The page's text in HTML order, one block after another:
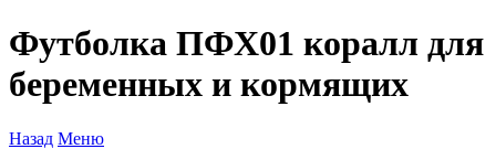
Футболка ПФХ01 коралл для
беременных и кормящих
Назад Меню